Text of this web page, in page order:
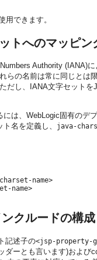
用できます。
トへのマッピン
Authority (IANA)
らの名前は常に同じと
だし、IANA文字セット
は、WebLogic固有のデ
名を定義し、 java-
name>
name>
クルードの構成
記述子の<jsp-property-
ダーとも言います)およ